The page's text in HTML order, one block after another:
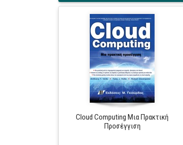
Cloud Computing Μια Πρακτική
Προσέγγιση